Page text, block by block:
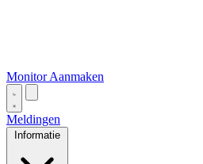
Monitor Aanmaken
Meldingen
Informatie